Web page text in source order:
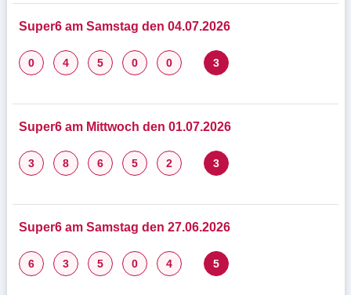
Super6 am Samstag den 04.07.2026
0 4 5 0 0 3
Super6 am Mittwoch den 01.07.2026
3 8 6 5 2 3
Super6 am Samstag den 27.06.2026
6 3 5 0 4 5